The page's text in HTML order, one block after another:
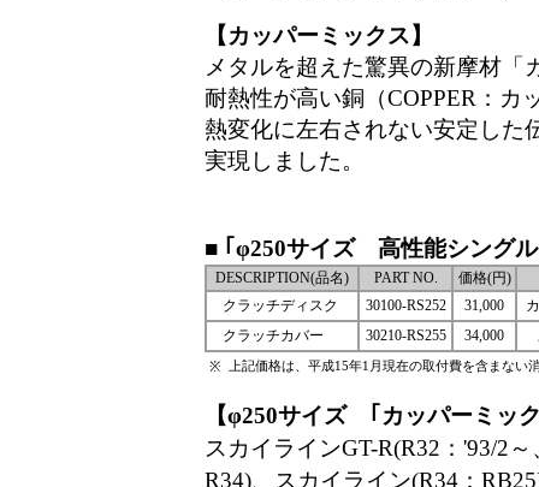
【カッパーミックス】
メタルを超えた驚異の新摩材
耐熱性が高い銅（COPPER：
熱変化に左右されない安定した
実現しました。
■ ｢φ250サイズ 高性能シング
DESCRIPTION(品名) PART NO.
価格(円)
クラッチディスク
30100-RS252 31,000
クラッチカバー
30210-RS255 34,000
※ 上記価格は、平成15年1月現在の取付費を含まない
【φ250サイズ ｢カッパーミッ
スカイラインGT-R(R32：'93/2
R34)、スカイライン(R34：